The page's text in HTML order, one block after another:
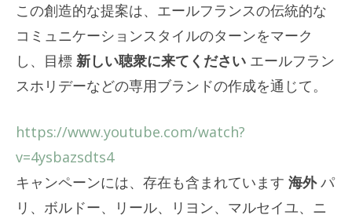
この創造的な提案は、エールフランスの伝統的な
コミュニケーションスタイルのターンをマーク
し、目標 新しい聴衆に来てください エールフラン
スホリデーなどの専用ブランドの作成を通じて。
https://www.youtube.com/watch?
v=4ysbazsdts4
キャンペーンには、存在も含まれています 海外パ
リ、ボルドー、リール、リヨン、マルセイユ、ニ